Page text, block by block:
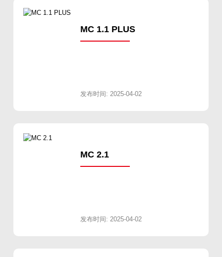
MC 1.1 PLUS
发布时间: 2025-04-02
MC 2.1
发布时间: 2025-04-02